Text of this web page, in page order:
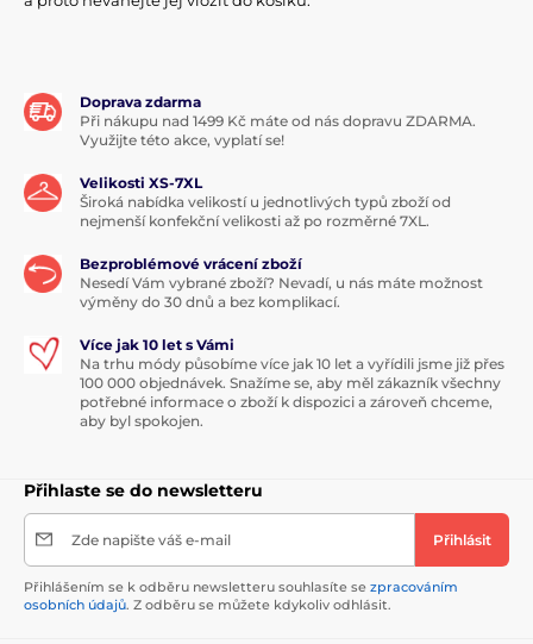
Doprava zdarma
Při nákupu nad 1499 Kč máte od nás dopravu ZDARMA.
Využijte této akce, vyplatí se!
Velikosti XS-7XL
Široká nabídka velikostí u jednotlivých typů zboží od
nejmenší konfekční velikosti až po rozměrné 7XL.
Bezproblémové vrácení zboží
Nesedí Vám vybrané zboží? Nevadí, u nás máte možnost
výměny do 30 dnů a bez komplikací.
Více jak 10 let s Vámi
Na trhu módy působíme více jak 10 let a vyřídili jsme již přes
100 000 objednávek. Snažíme se, aby měl zákazník všechny
potřebné informace o zboží k dispozici a zároveň chceme,
aby byl spokojen.
Přihlaste se do newsletteru
Zde napište váš e-mail Přihlásit
Přihlášením se k odběru newsletteru souhlasíte se zpracováním
osobních údajů. Z odběru se můžete kdykoliv odhlásit.